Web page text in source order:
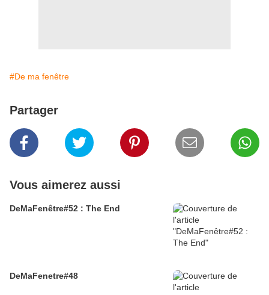
#De ma fenêtre
Partager
Vous aimerez aussi
DeMaFenêtre#52 : The End
DeMaFenetre#48